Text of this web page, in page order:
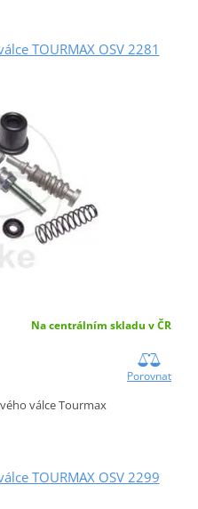
TOURMAX OSV 2281
Na centrálním skladu v ČR
Porovnat
válce Tourmax
TOURMAX OSV 2299